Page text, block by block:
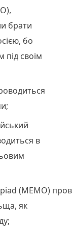
брати
бо
під своїм
в
(MEMO)
як